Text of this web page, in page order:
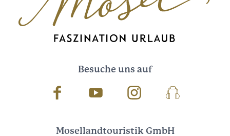
Besuche uns auf
Facebook Youtube InstagramPodcast
Mosellandtouristik GmbH